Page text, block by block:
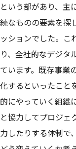
という部があり、主
続なものの要素を探
ッションでした。こ
り、全社的なデジタ
ています。既存事業
化するといったこと
的にやっていく組織
と協力してプロジェ
力したりする体制で